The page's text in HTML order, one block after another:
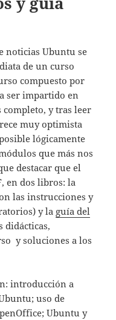
noticias Ubuntu se
de un curso
compuesto por
ser impartido en
completo, y tras leer
muy optimista
lógicamente
que más nos
destacar que el
en dos libros: la
las instrucciones y
y la guía del
didácticas,
y soluciones a los
introducción a
uso de
Ubuntu y